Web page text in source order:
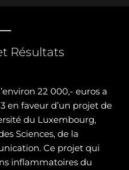
Résultats
22 000,- euros a
en faveur d’un projet de
du Luxembourg,
Sciences, de la
Ce projet qui
inflammatoires du